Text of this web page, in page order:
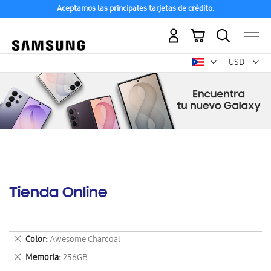
Aceptamos las principales tarjetas de crédito.
USD -
dólar
Mi carrito
Tienda Online
Color Awesome Charcoal
Eliminar
este
artículo
Memoria 256GB
Eliminar